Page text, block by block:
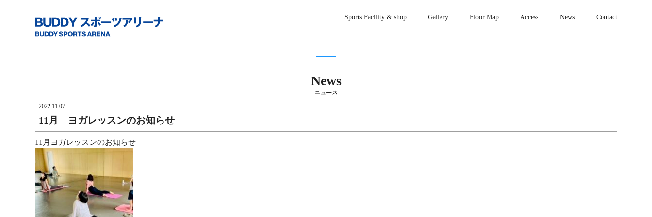
Sports Facility & shop Gallery Floor Map Access News Contact
News
ニュース
2022.11.07
11月 ヨガレッスンのお知らせ
11月ヨガレッスンのお知らせ